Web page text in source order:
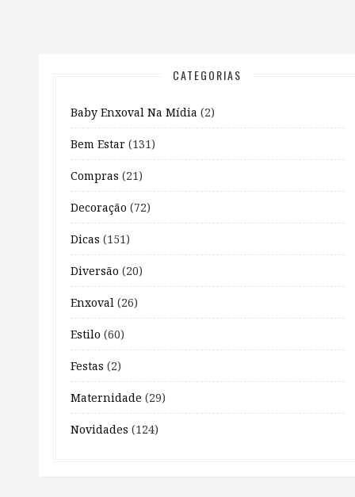
CATEGORIAS
Baby Enxoval Na Mídia (2)
Bem Estar (131)
Compras (21)
Decoração (72)
Dicas (151)
Diversão (20)
Enxoval (26)
Estilo (60)
Festas (2)
Maternidade (29)
Novidades (124)